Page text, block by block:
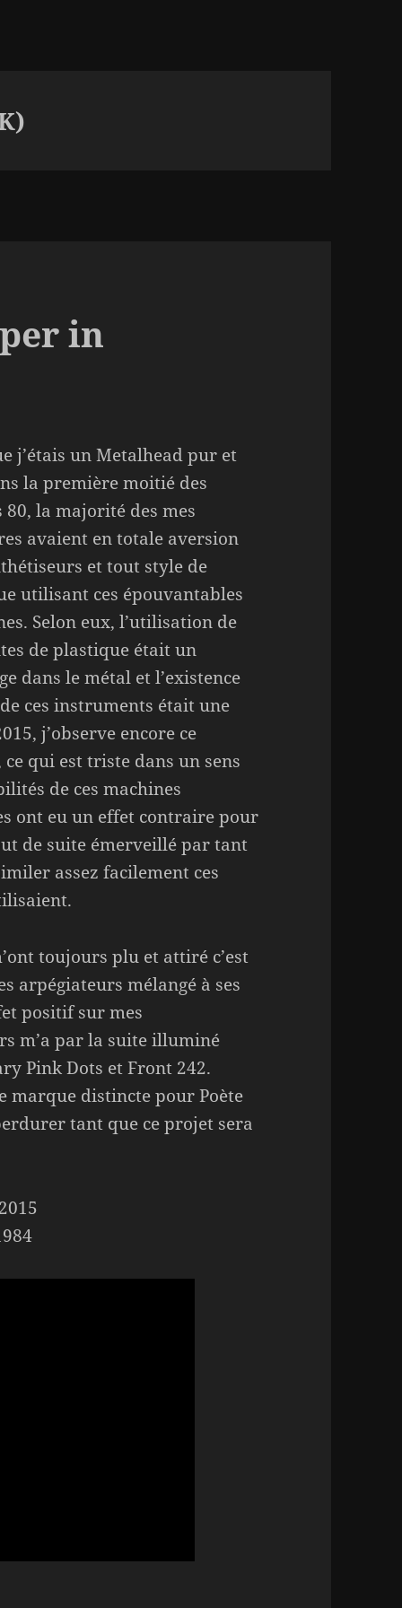
in
j’étais un Metalhead pur et
la première moitié des
80, la majorité des mes
avaient en totale aversion
et tout style de
utilisant ces épouvantables
Selon eux, l’utilisation de
de plastique était un
dans le métal et l’existence
ces instruments était une
j’observe encore ce
qui est triste dans un sens
de ces machines
ont eu un effet contraire pour
de suite émerveillé par tant
assez facilement ces
toujours plu et attiré c’est
arpégiateurs mélangé à ses
positif sur mes
m’a par la suite illuminé
Pink Dots et Front 242.
marque distincte pour Poète
tant que ce projet sera